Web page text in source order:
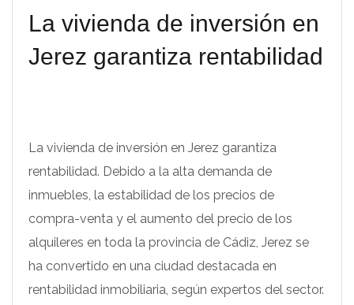
La vivienda de inversión en
Jerez garantiza rentabilidad
La vivienda de inversión en Jerez garantiza
rentabilidad. Debido a la alta demanda de
inmuebles, la estabilidad de los precios de
compra-venta y el aumento del precio de los
alquileres en toda la provincia de Cádiz, Jerez se
ha convertido en una ciudad destacada en
rentabilidad inmobiliaria, según expertos del sector.